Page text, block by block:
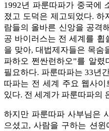
1992년 파룬따파가 중국에
졌고 도덕은 제고되었다.
람들의 올바른 신앙을 공격
공 바이러스는 전 세계를 휩
을 맞아, 대법제자들은 목숨
파하오 쩐싼런하오”를 알
필요하다. 파룬따파는 33년
따파는 전 세계 주요 웹사
있다. 전 세계가 파룬따파의
하지만 파룬따파 사부님은
으셨고, 사람을 구하는 션